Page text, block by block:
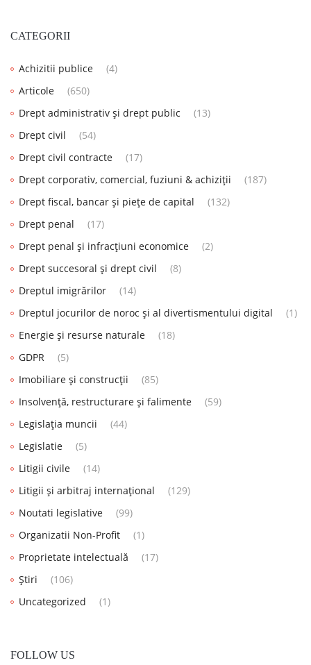
CATEGORII
Achizitii publice
(4)
Articole
(650)
Drept administrativ și drept public
(13)
Drept civil
(54)
Drept civil contracte
(17)
Drept corporativ, comercial, fuziuni & achiziții
(187)
Drept fiscal, bancar și piețe de capital
(132)
Drept penal
(17)
Drept penal și infracțiuni economice
(2)
Drept succesoral și drept civil
(8)
Dreptul imigrărilor
(14)
Dreptul jocurilor de noroc și al divertismentului digital
(1)
Energie și resurse naturale
(18)
GDPR
(5)
Imobiliare și construcții
(85)
Insolvență, restructurare și falimente
(59)
Legislația muncii
(44)
Legislatie
(5)
Litigii civile
(14)
Litigii și arbitraj internațional
(129)
Noutati legislative
(99)
Organizatii Non-Profit
(1)
Proprietate intelectuală
(17)
Știri
(106)
Uncategorized
(1)
FOLLOW US